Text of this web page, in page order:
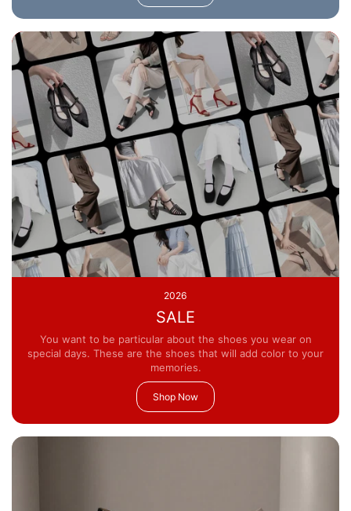
2026
SALE
You want to be particular about the shoes you wear on
special days. These are the shoes that will add color to your
memories.
Shop Now